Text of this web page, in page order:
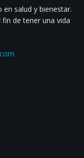
salud y bienestar.
de tener una vida